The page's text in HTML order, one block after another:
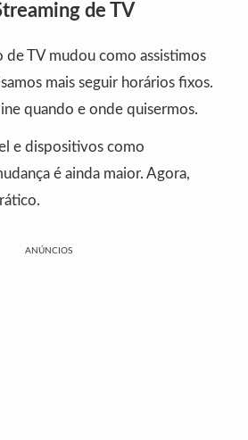
de TV
TV mudou como assistimos
mais seguir horários fixos.
quando e onde quisermos.
e dispositivos como
é ainda maior. Agora,
ANÚNCIOS